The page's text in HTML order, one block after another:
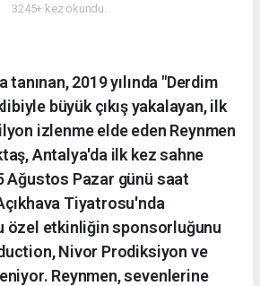
3245+ kez okundu.
tanınan, 2019 yılında "Derdim
büyük çıkış yakalayan, ilk
izlenme elde eden Reynmen
Antalya'da ilk kez sahne
Ağustos Pazar günü saat
Tiyatrosu'nda
özel etkinliğin sponsorluğunu
Nivor Prodiksiyon ve
Reynmen, sevenlerine